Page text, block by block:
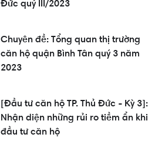
Đức quý III/2023
Chuyên đề: Tổng quan thị trường
căn hộ quận Bình Tân quý 3 năm
2023
[Đầu tư căn hộ TP. Thủ Đức - Kỳ 3]:
Nhận diện những rủi ro tiềm ẩn khi
đầu tư căn hộ